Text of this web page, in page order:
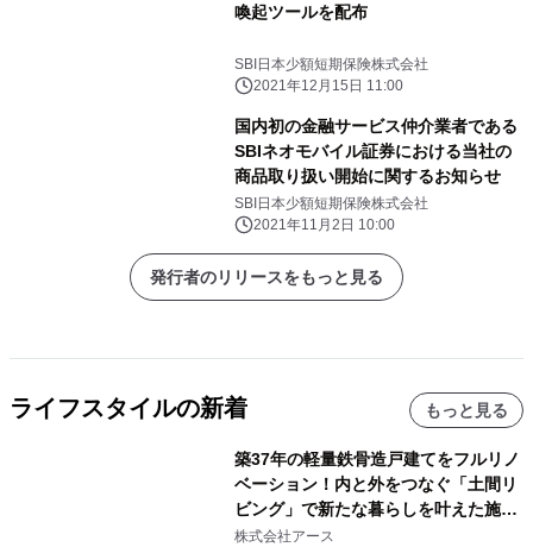
喚起ツールを配布
SBI日本少額短期保険株式会社
2021年12月15日 11:00
国内初の金融サービス仲介業者である
SBIネオモバイル証券における当社の
商品取り扱い開始に関するお知らせ
SBI日本少額短期保険株式会社
2021年11月2日 10:00
発行者のリリースをもっと見る
ライフスタイルの新着 もっと見る
築37年の軽量鉄骨造戸建てをフルリノ
ベーション！内と外をつなぐ「土間リ
ビング」で新たな暮らしを叶えた施工
事例を株式会社アースが公開
株式会社アース